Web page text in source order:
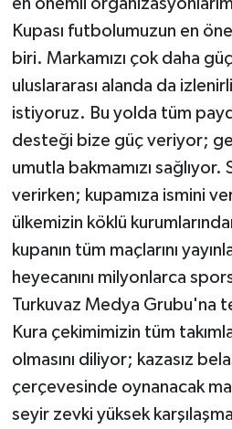
Kupası futbolumuzun en
biri. Markamızı çok daha
uluslararası alanda da
istiyoruz. Bu yolda tüm
desteği bize güç veriyor;
umutla bakmamızı
verirken; kupamıza ismini
ülkemizin köklü
kupanın tüm maçlarını
heyecanını milyonlarca
Turkuvaz Medya Grubu'na
Kura çekimimizin tüm
olmasını diliyor; kazasız
çerçevesinde oynanacak
seyir zevki yüksek